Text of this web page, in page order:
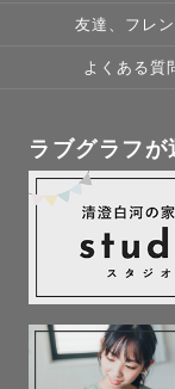
も全国出張可能で
🌸撮影日程につい
土日は×が多いで
ていただきます。
🌸小物の貸し出し
手まり（ピンク
友達、フレン
よくある質
ラブグラフが